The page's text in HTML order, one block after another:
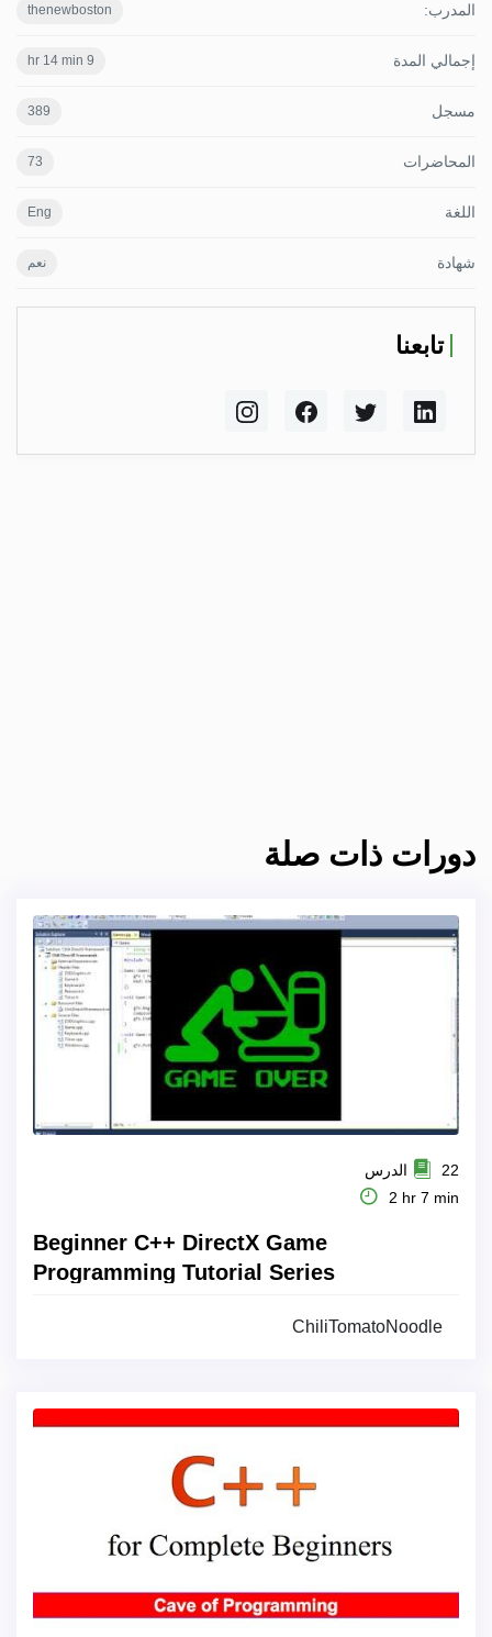
المدرب: thenewboston
إجمالي المدة 9 hr 14 min
مسجل 389
المحاضرات 73
اللغة Eng
شهادة نعم
تابعنا
دورات ذات صلة
22 الدرس
2 hr 7 min
Beginner C++ DirectX Game
Programming Tutorial Series
ChiliTomatoNoodle